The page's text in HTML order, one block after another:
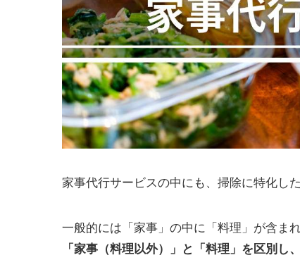
家事代行サービスの中にも、掃除に特化し
一般的には「家事」の中に「料理」が含ま
「家事（料理以外）」と「料理」を区別し